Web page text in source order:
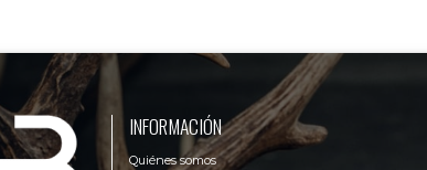
INFORMACIÓN
Quiénes somos